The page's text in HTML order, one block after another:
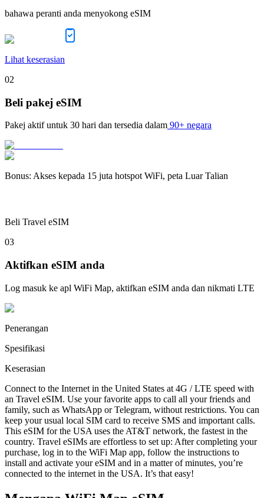
bahawa peranti anda menyokong eSIM
Lihat keserasian
02
Beli pakej eSIM
Pakej aktif untuk 30 hari dan tersedia dalam 90+ negara
Bonus: Akses kepada 15 juta hotspot WiFi, peta Luar Talian
Beli Travel eSIM
03
Aktifkan eSIM anda
Log masuk ke apl WiFi Map, aktifkan eSIM anda dan nikmati LTE
Penerangan
Spesifikasi
Keserasian
Connect to the Internet in the United States at 4G / LTE speed with
an Travel eSIM. Use your favorite apps to call all your friends and
family, such as WhatsApp or Telegram, without restrictions. You can
keep your usual local SIM card to receive SMS and important calls.
This eSIM for the USA uses the AT&T network, the fastest in the
country. Travel eSIMs are effortless to set up: After completing your
purchase, log in to the WiFi Map app, follow the instructions to
install and activate your eSIM and in a matter of minutes, you’re
connected to the internet in the USA. It’s that easy!